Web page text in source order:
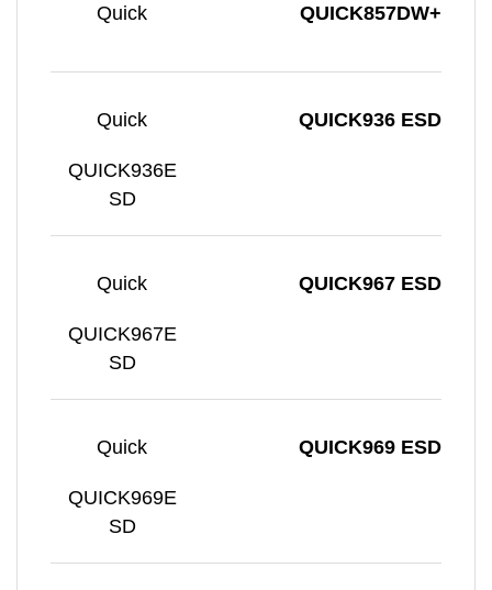
Quick QUICK857DW+
Quick QUICK936 ESD
QUICK936E
SD
Quick QUICK967 ESD
QUICK967E
SD
Quick QUICK969 ESD
QUICK969E
SD